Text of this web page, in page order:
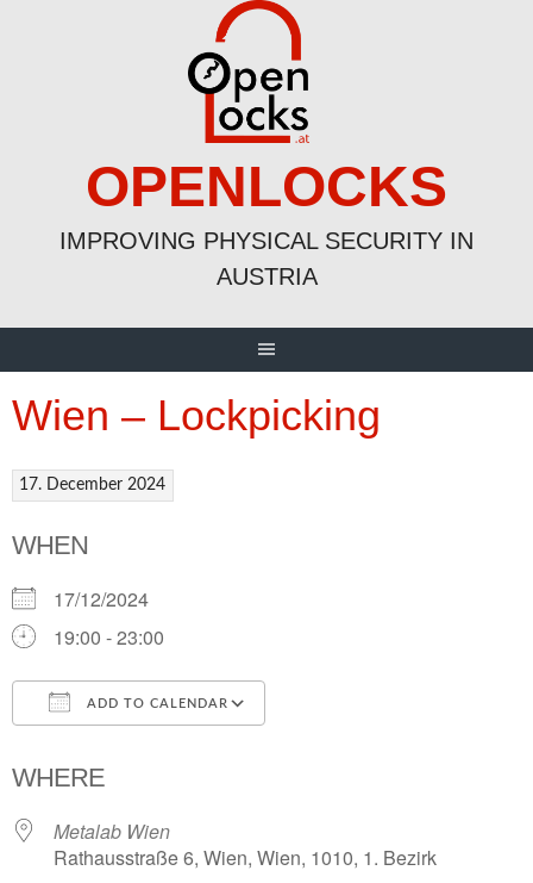
OPENLOCKS
IMPROVING PHYSICAL SECURITY IN
AUSTRIA
Wien – Lockpicking
17. December 2024
WHEN
17/12/2024
19:00 - 23:00
ADD TO CALENDAR
WHERE
Metalab Wien
Rathausstraße 6, Wien, Wien, 1010, 1. Bezirk